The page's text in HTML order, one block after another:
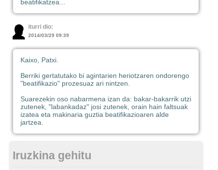
beatifikatzea...
iturri dio:
2014/03/29 09:39
Kaixo, Patxi.
Berriki gertatutako bi agintarien heriotzaren ondorengo
"beatifikazio" prozesuaz ari nintzen.
Suarezekin oso nabarmena izan da: bakar-bakarrik utzi
zutenek, "labankadaz" josi zutenek, orain hain faltsuak
izatea eta makinaria guztia beatifikazioaren alde
jartzea.
Iruzkina gehitu